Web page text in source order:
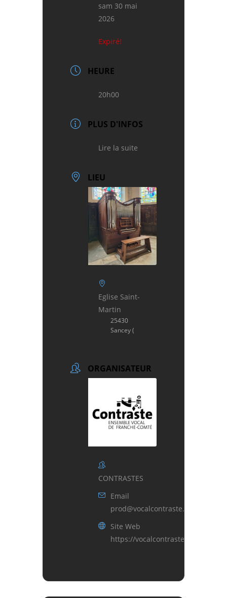
sam 30 mai
2026
Expiré!
HEURE
20h00
PLUS D'INFOS
Lire la suite
LIEU
Eglise Saint-
Martin
25430
Sancey (
ORGANISATEUR
CONTRASTES
Email
prod@vocalcontraste.fr
Site Web
https://vocalcontraste.fr/